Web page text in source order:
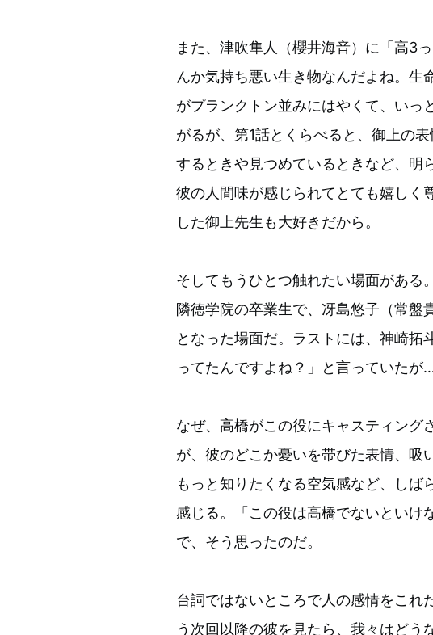
また、津吹隼人（櫻井海音）に「高3
んか気持ち悪い生き物なんだよね。生
がプランクトン並みにはやくて、いっ
がるが、第1話とくらべると、御上の
するときや見つめているときなど、明
彼の人間味が感じられてとても嬉しく
した御上先生も大好きだから。
そしてもうひとつ触れたい場面がある
隣徳学院の卒業生で、冴島悠子（常盤
となった場面だ。ラストには、神崎
ってたんですよね？」と言っていたが
なぜ、高橋がこの役にキャスティング
が、彼のどこか憂いを帯びた表情、吸
もっと知りたくなる空気感など、しば
感じる。「この役は高橋でないといけ
で、そう思ったのだ。
台詞ではないところで人の感情をこれ
う次回以降の彼を見たら、我々はど